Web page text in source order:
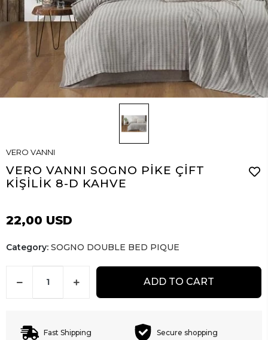
VERO VANNI
VERO VANNI SOGNO PİKE ÇİFT
KİŞİLİK 8-D KAHVE
22,00 USD
Category: SOGNO DOUBLE BED PIQUE
ADD TO CART
Fast Shipping Secure shopping